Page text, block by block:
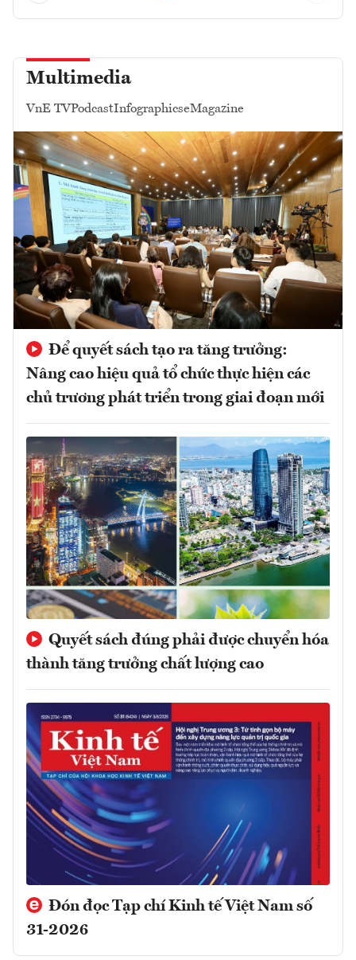
Multimedia
VnE TVPodcastInfographicseMagazine
Để quyết sách tạo ra tăng trưởng:
Nâng cao hiệu quả tổ chức thực hiện các
chủ trương phát triển trong giai đoạn mới
Quyết sách đúng phải được chuyển hóa
thành tăng trưởng chất lượng cao
Đón đọc Tạp chí Kinh tế Việt Nam số
31-2026